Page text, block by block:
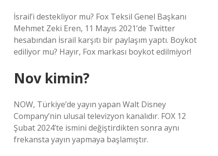
İsrail’i destekliyor mu? Fox Teksil Genel Başkanı
Mehmet Zeki Eren, 11 Mayıs 2021’de Twitter
hesabından İsrail karşıtı bir paylaşım yaptı. Boykot
ediliyor mu? Hayır, Fox markası boykot edilmiyor!
Nov kimin?
NOW, Türkiye’de yayın yapan Walt Disney
Company’nin ulusal televizyon kanalıdır. FOX 12
Şubat 2024’te ismini değiştirdikten sonra aynı
frekansta yayın yapmaya başlamıştır.